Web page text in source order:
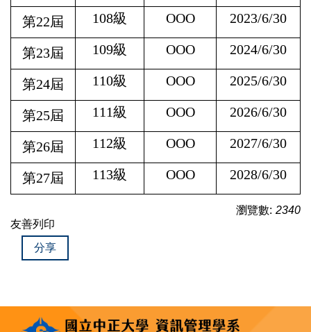
第22屆 108級 OOO 2023/6/30
第23屆 109級 OOO 2024/6/30
第24屆 110級 OOO 2025/6/30
第25屆 111級 OOO 2026/6/30
第26屆 112級 OOO 2027/6/30
第27屆 113級 OOO 2028/6/30
瀏覽數: 2340
友善列印
分享